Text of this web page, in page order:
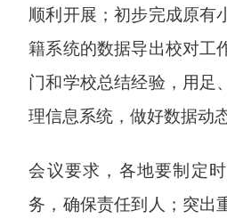
顺利开展；初步完成原有
籍系统的数据导出校对工
门和学校总结经验，用足
理信息系统，做好数据动
会议要求，各地要制定
务，确保责任到人；突出